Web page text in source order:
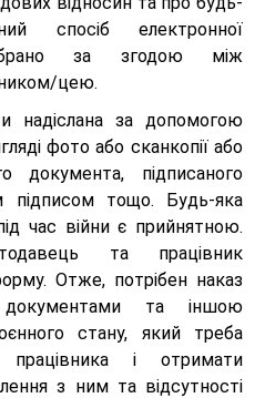
спосіб електронної
за згодою між
цею.
надіслана за допомогою
фото або сканкопії або
документа, підписаного
підписом тощо. Будь-яка
час війни є прийнятною.
та працівник
Отже, потрібен наказ
та іншою
стану, який треба
і отримати
з ним та відсутності